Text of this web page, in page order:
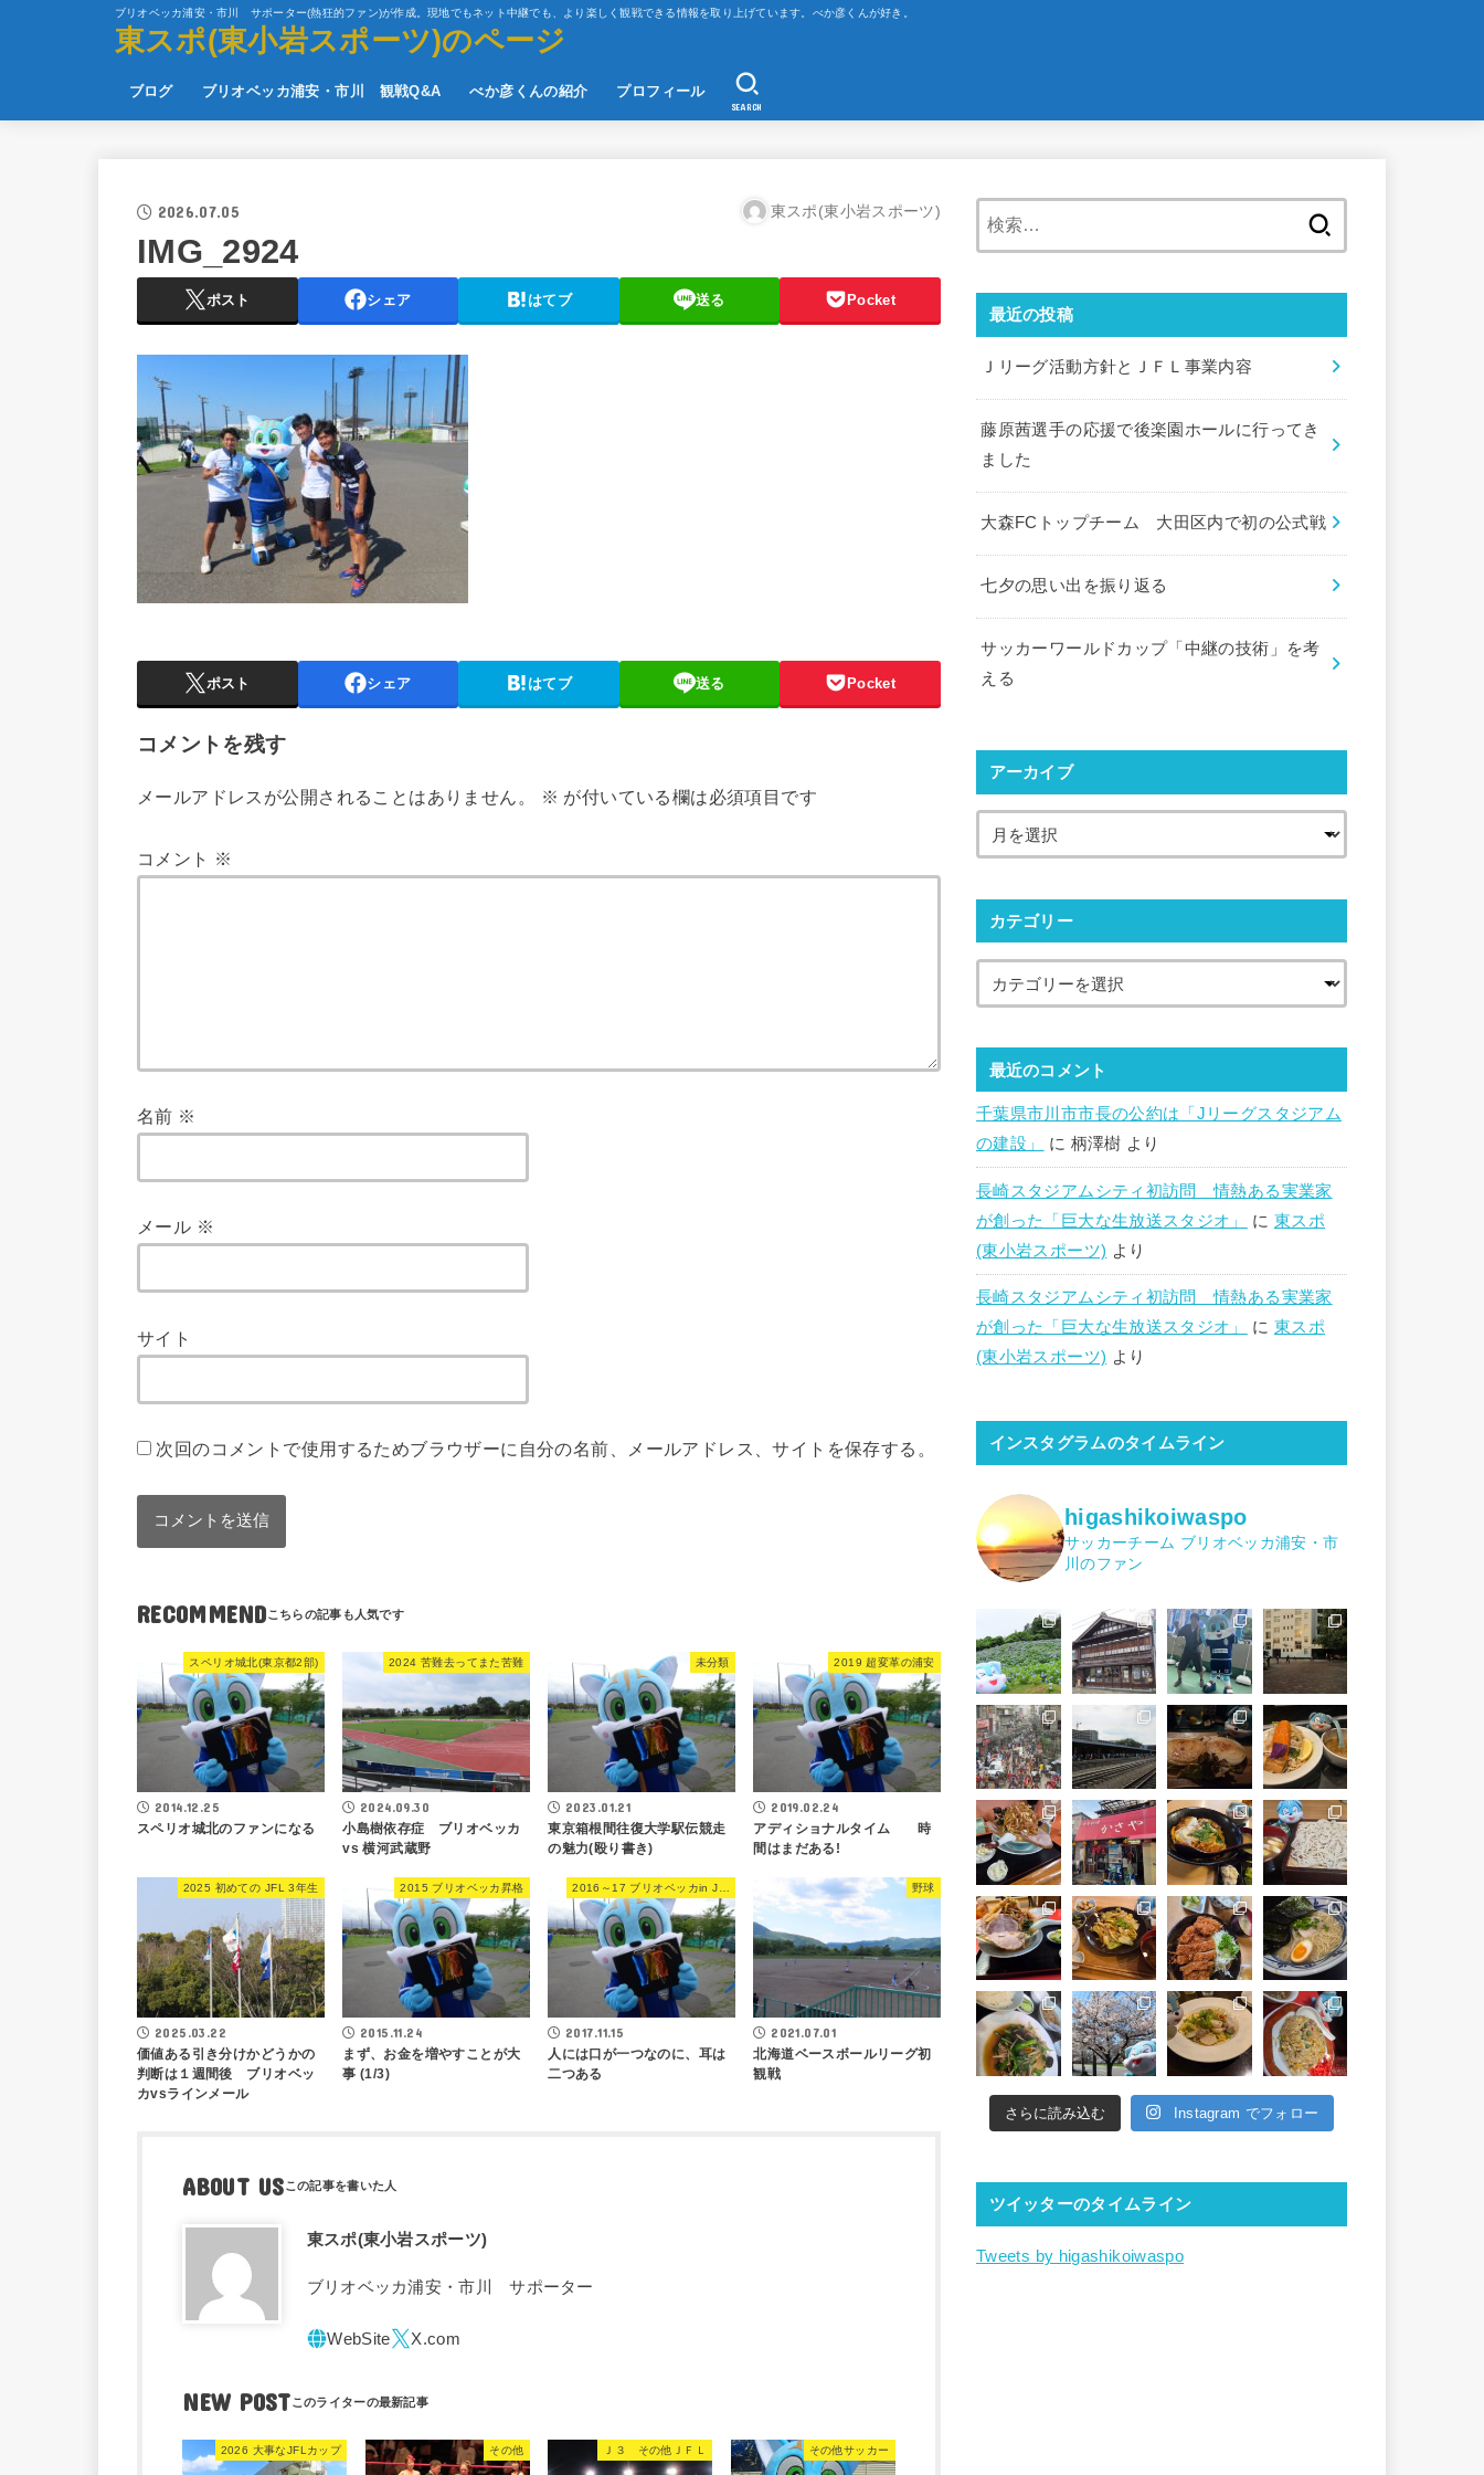
ブリオベッカ浦安・市川 サポーター(熱狂的ファン)が作成。現地でもネット中継でも、より楽しく観戦できる情報を取り上げています。べか彦くんが好き。
東スポ(東小岩スポーツ)のページ
ブログ ブリオベッカ浦安・市川 観戦Q&A べか彦くんの紹介 プロフィール
SEARCH
2026.07.05 東スポ(東小岩スポーツ)
IMG_2924
ポスト シェア はてブ 送る Pocket
ポスト シェア はてブ 送る Pocket
コメントを残す
メールアドレスが公開されることはありません。 ※ が付いている欄は必須項目です
コメント ※
名前 ※
メール ※
サイト
次回のコメントで使用するためブラウザーに自分の名前、メールアドレス、サイトを保存する。
RECOMMEND
スペリオ城北(東京都2部)
2014.12.25
スペリオ城北のファンになる
2024 苦難去ってまた苦難
2024.09.30
小島樹依存症 ブリオベッカ
vs 横河武蔵野
未分類
2023.01.21
東京箱根間往復大学駅伝競走
の魅力(殴り書き)
2019 超変革の浦安
2019.02.24
アディショナルタイム 時
間はまだある!
2025 初めての JFL 3年生
2025.03.22
価値ある引き分けかどうかの
判断は１週間後 ブリオベッ
カvsラインメール
2015 ブリオベッカ昇格
2015.11.24
まず、お金を増やすことが大
事 (1/3)
2017.11.15
人には口が一つなのに、耳は
二つある
野球
2021.07.01
北海道ベースボールリーグ初
観戦
ABOUT US
東スポ(東小岩スポーツ)
ブリオベッカ浦安・市川 サポーター
NEW POST
2026 大事なJFLカップ その他 Ｊ３ その他ＪＦＬ その他サッカー
最近の投稿
Ｊリーグ活動方針とＪＦＬ事業内容
藤原茜選手の応援で後楽園ホールに行ってき
ました
大森FCトップチーム 大田区内で初の公式戦
七夕の思い出を振り返る
サッカーワールドカップ「中継の技術」を考
える
アーカイブ
カテゴリー
最近のコメント
千葉県市川市市長の公約は「Jリーグスタジアム
の建設」
に 柄澤樹 より
長崎スタジアムシティ初訪問 情熱ある実業家
が創った「巨大な生放送スタジオ」
に 東スポ
(東小岩スポーツ) より
長崎スタジアムシティ初訪問 情熱ある実業家
が創った「巨大な生放送スタジオ」
に 東スポ
(東小岩スポーツ) より
インスタグラムのタイムライン
higashikoiwaspo
サッカーチーム ブリオベッカ浦安・市
川のファン
さらに読み込む Instagram でフォロー
ツイッターのタイムライン
Tweets by higashikoiwaspo